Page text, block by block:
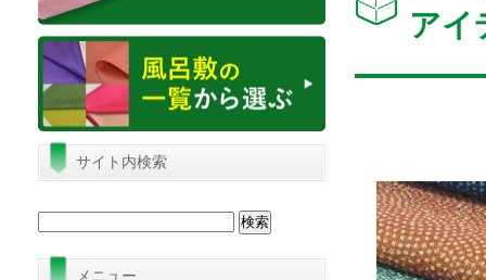
アイ
サイト内検索
メニュー